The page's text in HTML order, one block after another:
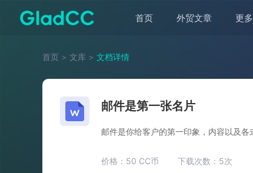
首页 外贸文章 更多
首页 ＞ 文库 ＞ 文档详情
邮件是第一张名片
邮件是你给客户的第一印象，内容以及各
价格：50 CC币 下载次数：5次